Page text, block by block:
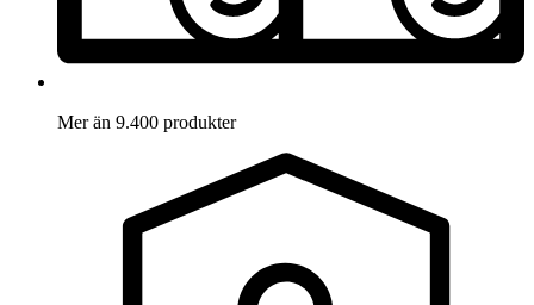
Mer än 9.400 produkter